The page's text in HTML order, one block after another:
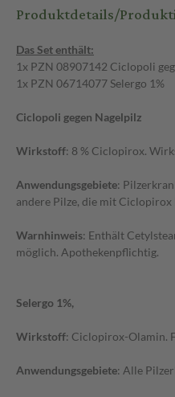
Produktdetails/
Das Set enthält:
1x PZN 08907142 Ciclopoli
1x PZN 06714077 Selergo 1%
Ciclopoli gegen Nagelpilz
Wirkstoff: 8 % Ciclopirox.
Anwendungsgebiete:
andere Pilze, die mit
Warnhinweis: Enthält
möglich. Apothekenpflichtig.
Selergo 1%,
Wirkstoff: Ciclopirox-Olamin.
Anwendungsgebiete: Alle